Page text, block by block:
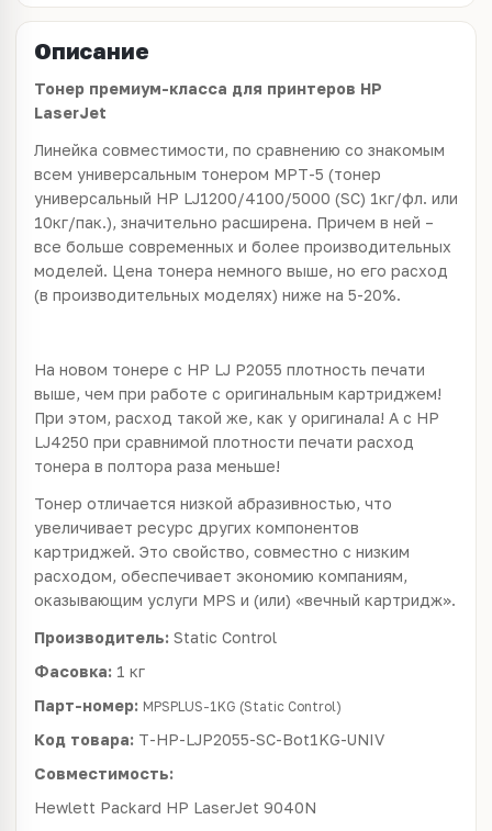
Описание
Тонер премиум-класса для принтеров HP
LaserJet
Линейка совместимости, по сравнению со знакомым
всем универсальным тонером MPT-5 (тонер
универсальный HP LJ1200/4100/5000 (SC) 1кг/фл. или
10кг/пак.), значительно расширена. Причем в ней –
все больше современных и более производительных
моделей. Цена тонера немного выше, но его расход
(в производительных моделях) ниже на 5-20%.
На новом тонере с HP LJ P2055 плотность печати
выше, чем при работе с оригинальным картриджем!
При этом, расход такой же, как у оригинала! А с HP
LJ4250 при сравнимой плотности печати расход
тонера в полтора раза меньше!
Тонер отличается низкой абразивностью, что
увеличивает ресурс других компонентов
картриджей. Это свойство, совместно с низким
расходом, обеспечивает экономию компаниям,
оказывающим услуги MPS и (или) «вечный картридж».
Производитель: Static Control
Фасовка: 1 кг
Парт-номер: MPSPLUS-1KG (Static Control)
Код товара: T-HP-LJP2055-SC-Bot1KG-UNIV
Совместимость:
Hewlett Packard HP LaserJet 9040N